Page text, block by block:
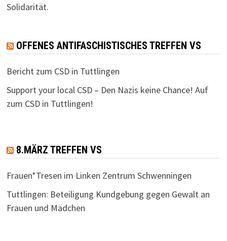
Solidarität.
OFFENES ANTIFASCHISTISCHES TREFFEN VS
Bericht zum CSD in Tuttlingen
Support your local CSD – Den Nazis keine Chance! Auf
zum CSD in Tuttlingen!
8.MÄRZ TREFFEN VS
Frauen*Tresen im Linken Zentrum Schwenningen
Tuttlingen: Beteiligung Kundgebung gegen Gewalt an
Frauen und Mädchen